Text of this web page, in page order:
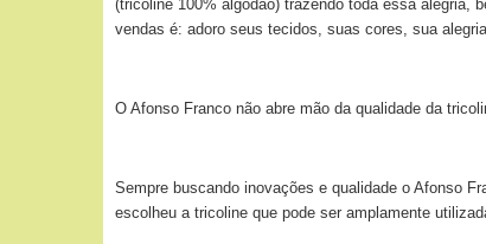
(tricoline 100% algodão) trazendo toda essa alegria,
vendas é: adoro seus tecidos, suas cores, sua
O Afonso Franco não abre mão da qualidade da
Sempre buscando inovações e qualidade o Afonso
escolheu a tricoline que pode ser amplamente